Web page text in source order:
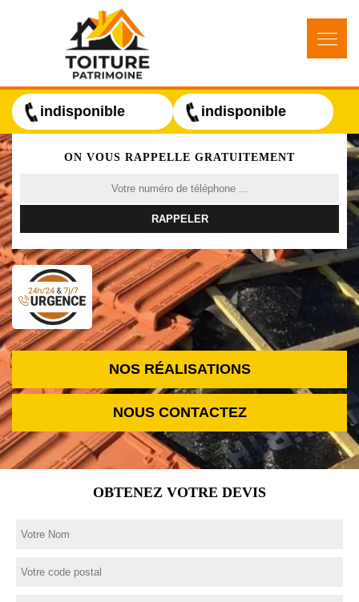
indisponible indisponible
ON VOUS RAPPELLE GRATUITEMENT
NOS RÉALISATIONS
NOUS CONTACTEZ
OBTENEZ VOTRE DEVIS